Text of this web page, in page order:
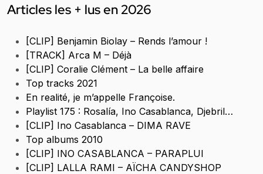
Articles les + lus en 2026
[CLIP] Benjamin Biolay – Rends l’amour !
[TRACK] Arca M – Déjà
[CLIP] Coralie Clément – La belle affaire
Top tracks 2021
En realité, je m’appelle Françoise.
Playlist 175 : Rosalía, Ino Casablanca, Djebril…
[CLIP] Ino Casablanca – DIMA RAVE
Top albums 2010
[CLIP] INO CASABLANCA – PARAPLUI
[CLIP] LALLA RAMI – AÏCHA CANDYSHOP